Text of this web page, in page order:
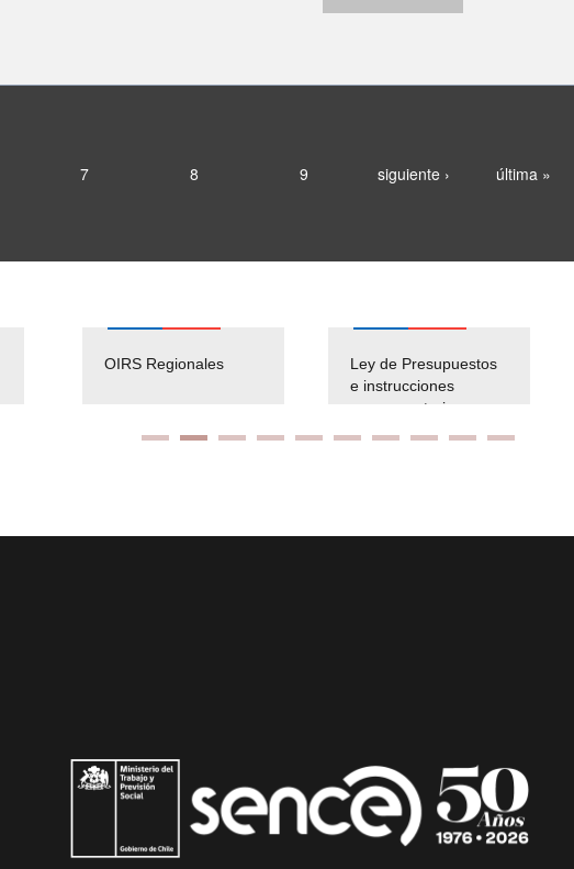
7 8 9 siguiente › última »
OIRS Regionales
Ley de Presupuestos
e instrucciones
presuspuetarias